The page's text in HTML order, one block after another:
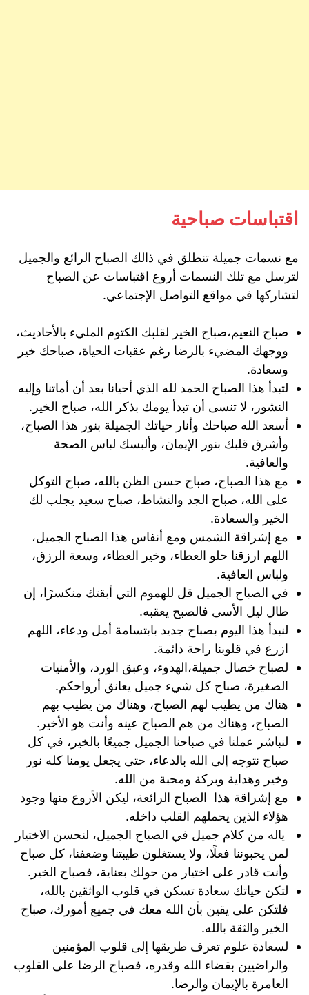
اقتباسات صباحية
مع نسمات جميلة تنطلق في ذالك الصباح الرائع والجميل
لترسل مع تلك النسمات أروع اقتباسات عن الصباح
لتشاركها في مواقع التواصل الإجتماعي.
صباح النعيم،صباح الخير لقلبك الكتوم المليء بالأحاديث،
ووجهك المضيء بالرضا رغم عقبات الحياة، صباحك خير
وسعادة.
لتبدأ هذا الصباح الحمد لله الذي أحيانا بعد أن أماتنا وإليه
النشور، لا تنسى أن تبدأ يومك بذكر الله، صباح الخير.
أسعد الله صباحك وأنار حياتك الجميلة بنور هذا الصباح،
وأشرق قلبك بنور الإيمان، وألبسك لباس الصحة
والعافية.
مع هذا الصباح، صباح حسن الظن بالله، صباح التوكل
على الله، صباح الجد والنشاط، صباح سعيد يجلب لك
الخير والسعادة.
مع إشراقة الشمس ومع أنفاس هذا الصباح الجميل،
اللهم ارزقنا حلو العطاء، وخير العطاء، وسعة الرزق،
ولباس العافية.
في الصباح الجميل قل للهموم التي أبقتك منكسرًا، إن
طال ليل الأسى فالصبح يعقبه.
لنبدأ هذا اليوم بصباح جديد بابتسامة أمل ودعاء، اللهم
ازرع في قلوبنا راحة دائمة.
لصباح خصال جميلة،الهدوء، وعبق الورد، والأمنيات
الصغيرة، صباح كل شيء جميل يعانق أرواحكم.
هناك من يطيب لهم الصباح، وهناك من يطيب بهم
الصباح، وهناك من هم الصباح عينه وأنت هو الأخير.
لنباشر عملنا في صباحنا الجميل جميعًا بالخير، في كل
صباح نتوجه إلى الله بالدعاء، حتى يجعل يومنا كله نور
وخير وهداية وبركة ومحبة من الله.
مع إشراقة هذا الصباح الرائعة، ليكن الأروع منها وجود
هؤلاء الذين يحملهم القلب داخله.
ياله من كلام جميل في الصباح الجميل، لنحسن الاختيار
لمن يحبوننا فعلًا، ولا يستغلون طيبتنا وضعفنا، كل صباح
وأنت قادر على اختيار من حولك بعناية، فصباح الخير.
لتكن حياتك سعادة تسكن في قلوب الواثقين بالله،
فلتكن على يقين بأن الله معك في جميع أمورك، صباح
الخير والثقة بالله.
لسعادة علوم تعرف طريقها إلى قلوب المؤمنين
والراضيين بقضاء الله وقدره، فصباح الرضا على القلوب
العامرة بالإيمان والرضا.